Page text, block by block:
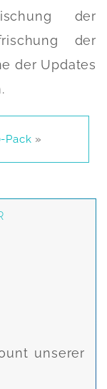
der
der
der Updates
Pack »
unserer